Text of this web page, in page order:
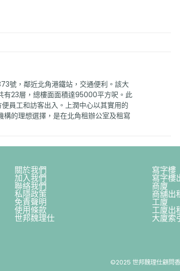
號，鄰近北角港鐵站，交通便利。該大
有23層，總樓面面積達95000平方呎。此
員工和訪客出入。上潤中心以其實用的
的理想選擇，是在北角租辦公室及租寫
關於我們 寫字樓
加入我們 寫字樓
聯絡我們 商廈
私隱政策 商舖出
免責聲明 工廈
使用條款 工廈出
世邦魏理仕 大廈索
©2025 世邦魏理仕顧問